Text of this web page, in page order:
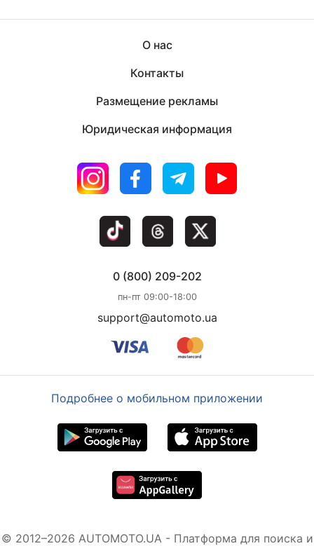
О нас
Контакты
Размещение рекламы
Юридическая информация
0 (800) 209-202
пн-пт 09:00-18:00
support@automoto.ua
Подробнее о мобильном приложении
© 2012–2026 AUTOMOTO.UA - Платформа для поиска и